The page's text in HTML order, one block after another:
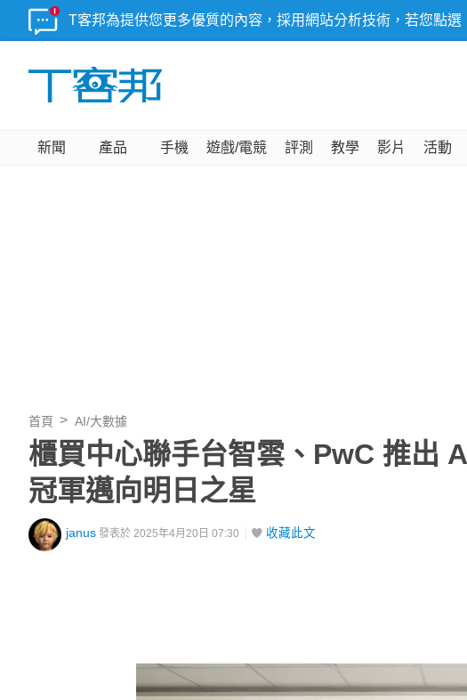
T客邦為提供您更多優質的內容，採用網站分析技術，若您點
新聞 產品 手機 遊戲/電競 評測 教學 影片 活動
首頁 AI/大數據
櫃買中心聯手台智雲、PwC 推出
冠軍邁向明日之星
janus 發表於 2025年4月20日 07:30 收藏此文